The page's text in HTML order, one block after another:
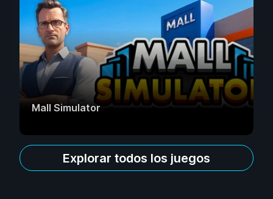
Mall Simulator
Explorar todos los juegos